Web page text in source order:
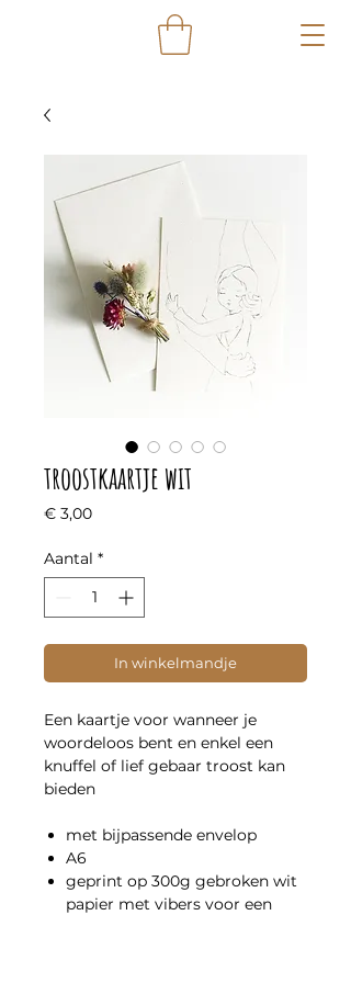
troostkaartje wit
€ 3,00Prijs
Aantal *
In winkelmandje
Een kaartje voor wanneer je
woordeloos bent en enkel een
knuffel of lief gebaar troost kan
bieden
met bijpassende envelop
A6
geprint op 300g gebroken wit
papier met vibers voor een